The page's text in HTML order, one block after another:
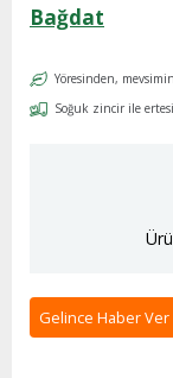
Bağdat
Yöresinden,
Soğuk zincir ile
Gelince Haber Ver